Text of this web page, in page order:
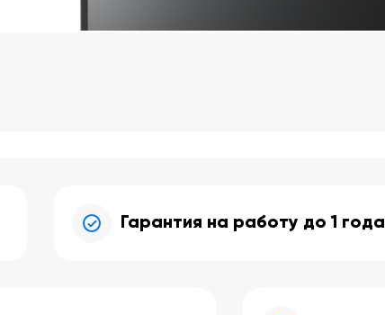
Гарантия на работу до 1 года